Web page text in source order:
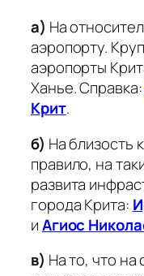
а) На
аэропорту.
аэропорты
Ханье.
Крит.
б) На близость
правило, на
развита
города Крита:
иАгиос
в) На то, что